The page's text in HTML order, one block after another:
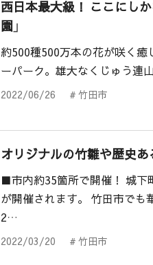
西日本最大級！ ここにし
園」
約500種500万本の花が咲く
ーパーク。雄大なくじゅう連
2022/06/26 # 竹田市
オリジナルの竹雛や歴史あ
■市内約35箇所で開催！ 城下
が開催されます。 竹田市でも
2…
2022/03/20 # 竹田市